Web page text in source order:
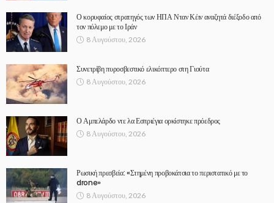
Ο κορυφαίος στρατηγός των ΗΠΑ Νταν Κέιν αναζητά διέξοδο από
τον πόλεμο με το Ιράν
8 Αυγούστου, 2026
Συνετρίβη πυροσβεστικό ελικόπτερο στη Γιούτα
8 Αυγούστου, 2026
Ο Αμπελάρδο ντε λα Εσπριέγια ορκίστηκε πρόεδρος
8 Αυγούστου, 2026
Ρωσική πρεσβεία: «Στημένη προβοκάτσια το περιστατικό με το
drone»
8 Αυγούστου, 2026